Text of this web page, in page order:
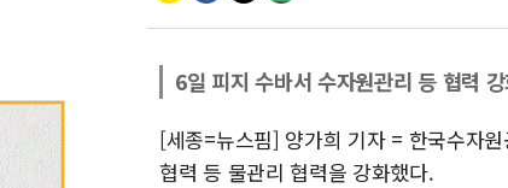
6일 피지 수바서 수자원관리 등 협력
[세종=뉴스핌] 양가희 기자 = 한국수자
협력 등 물관리 협력을 강화했다.